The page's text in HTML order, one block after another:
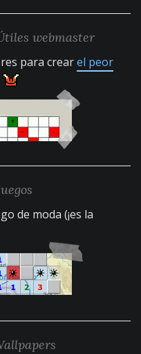
webmaster
para crearel peor
de moda (¡es la